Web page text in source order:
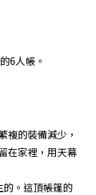
6人帳。
複的裝備減少，
在家裡，用天幕
。這頂帳篷的